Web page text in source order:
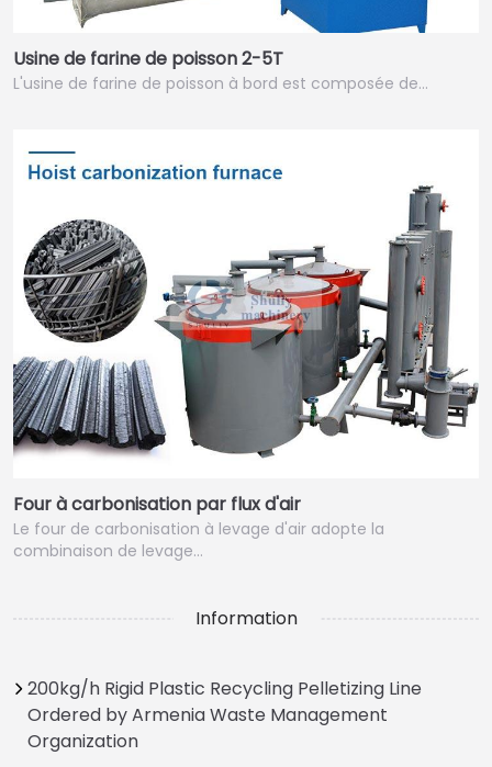
Usine de farine de poisson 2-5T
L'usine de farine de poisson à bord est composée de…
Four à carbonisation par flux d'air
Le four de carbonisation à levage d'air adopte la
combinaison de levage…
Information
200kg/h Rigid Plastic Recycling Pelletizing Line
Ordered by Armenia Waste Management
Organization